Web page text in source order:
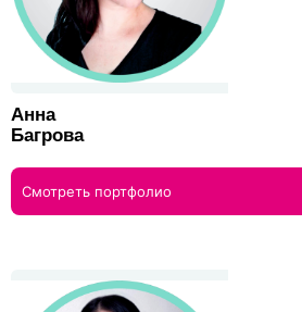
Анна
Багрова
Смотреть портфолио